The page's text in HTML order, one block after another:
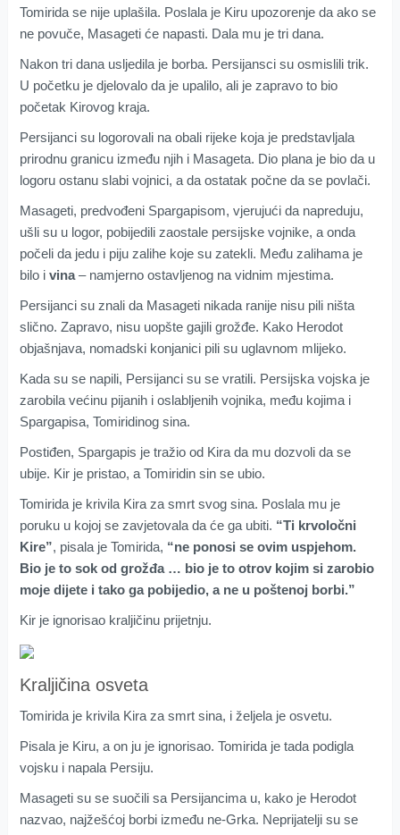
Tomirida se nije uplašila. Poslala je Kiru upozorenje da ako se
ne povuče, Masageti će napasti. Dala mu je tri dana.
Nakon tri dana usljedila je borba. Persijansci su osmislili trik.
U početku je djelovalo da je upalilo, ali je zapravo to bio
početak Kirovog kraja.
Persijanci su logorovali na obali rijeke koja je predstavljala
prirodnu granicu između njih i Masageta. Dio plana je bio da u
logoru ostanu slabi vojnici, a da ostatak počne da se povlači.
Masageti, predvođeni Spargapisom, vjerujući da napreduju,
ušli su u logor, pobijedili zaostale persijske vojnike, a onda
počeli da jedu i piju zalihe koje su zatekli. Među zalihama je
bilo i vina– namjerno ostavljenog na vidnim mjestima.
Persijanci su znali da Masageti nikada ranije nisu pili ništa
slično. Zapravo, nisu uopšte gajili grožđe. Kako Herodot
objašnjava, nomadski konjanici pili su uglavnom mlijeko.
Kada su se napili, Persijanci su se vratili. Persijska vojska je
zarobila većinu pijanih i oslabljenih vojnika, među kojima i
Spargapisa, Tomiridinog sina.
Postiđen, Spargapis je tražio od Kira da mu dozvoli da se
ubije. Kir je pristao, a Tomiridin sin se ubio.
Tomirida je krivila Kira za smrt svog sina. Poslala mu je
poruku u kojoj se zavjetovala da će ga ubiti. “Ti krvoločni
Kire”, pisala je Tomirida, “ne ponosi se ovim uspjehom.
Bio je to sok od grožđa … bio je to otrov kojim si zarobio
moje dijete i tako ga pobijedio, a ne u poštenoj borbi.”
Kir je ignorisao kraljičinu prijetnju.
Kraljičina osveta
Tomirida je krivila Kira za smrt sina, i željela je osvetu.
Pisala je Kiru, a on ju je ignorisao. Tomirida je tada podigla
vojsku i napala Persiju.
Masageti su se suočili sa Persijancima u, kako je Herodot
nazvao, najžešćoj borbi između ne-Grka. Neprijatelji su se